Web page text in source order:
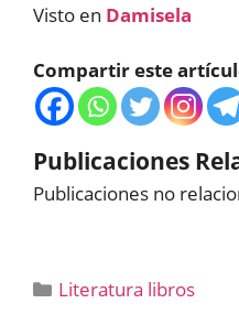
Visto en Damisela
Compartir este
Publicaciones
Publicaciones no
Categorías
Literatura libros